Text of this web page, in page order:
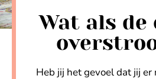
Wat als de
Heb jij het gevoel dat jij er